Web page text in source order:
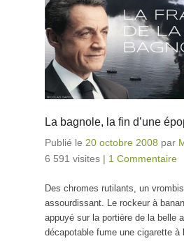
La bagnole, la fin d’une
Publié le 20 octobre 2008 par
6 591 visites | 1 Commentaire
Des chromes rutilants, un
assourdissant. Le rockeur à
appuyé sur la portière de la belle
décapotable fume une cigarette à